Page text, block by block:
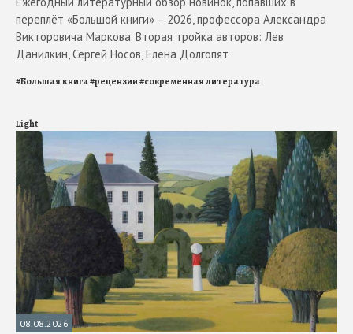
переплёт «Большой книги» – 2026, профессора Александра
Викторовича Маркова. Вторая тройка авторов: Лев
Данилкин, Сергей Носов, Елена Долгопят
#Большая книга#рецензии#современная литература
Light
08.08.2026